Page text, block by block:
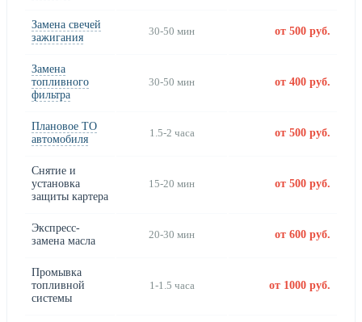
Замена свечей
зажигания
30-50 мин от 500 руб.
Замена
топливного
фильтра
30-50 мин от 400 руб.
Плановое ТО
автомобиля
1.5-2 часа от 500 руб.
Снятие и
установка
защиты картера
15-20 мин от 500 руб.
Экспресс-
замена масла
20-30 мин от 600 руб.
Промывка
топливной
системы
1-1.5 часа от 1000 руб.